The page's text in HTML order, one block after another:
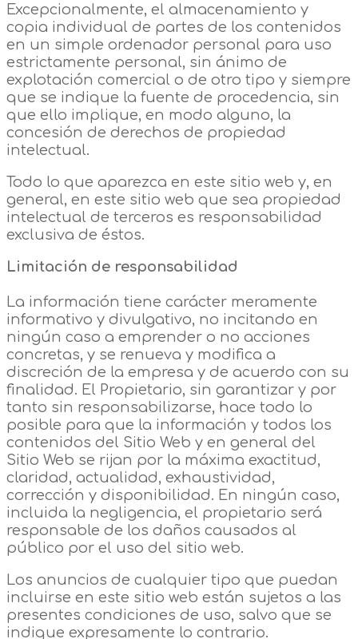
Excepcionalmente, el almacenamiento y
copia individual de partes de los contenidos
en un simple ordenador personal para uso
estrictamente personal, sin ánimo de
explotación comercial o de otro tipo y siempre
que se indique la fuente de procedencia, sin
que ello implique, en modo alguno, la
concesión de derechos de propiedad
intelectual.
Todo lo que aparezca en este sitio web y, en
general, en este sitio web que sea propiedad
intelectual de terceros es responsabilidad
exclusiva de éstos.
Limitación de responsabilidad
La información tiene carácter meramente
informativo y divulgativo, no incitando en
ningún caso a emprender o no acciones
concretas, y se renueva y modifica a
discreción de la empresa y de acuerdo con su
finalidad. El Propietario, sin garantizar y por
tanto sin responsabilizarse, hace todo lo
posible para que la información y todos los
contenidos del Sitio Web y en general del
Sitio Web se rijan por la máxima exactitud,
claridad, actualidad, exhaustividad,
corrección y disponibilidad. En ningún caso,
incluida la negligencia, el propietario será
responsable de los daños causados al
público por el uso del sitio web.
Los anuncios de cualquier tipo que puedan
incluirse en este sitio web están sujetos a las
presentes condiciones de uso, salvo que se
indique expresamente lo contrario.